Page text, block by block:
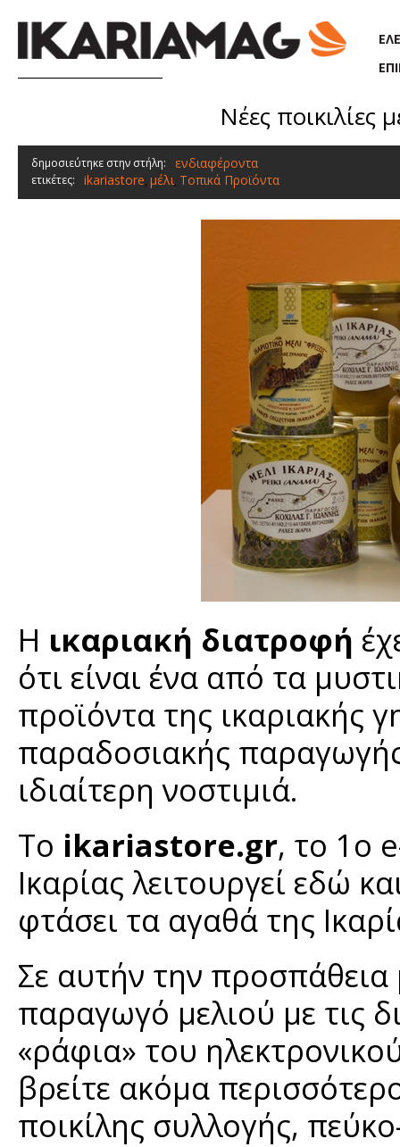
Νέες ποικιλίες
δημοσιεύτηκε στην στήλη: ενδιαφέροντα
ετικέτες: ikariastore, μέλι, Τοπικά Προϊόντα
Η ικαριακή διατροφή
ότι είναι ένα από τα
προϊόντα της ικαριακής
παραδοσιακής
ιδιαίτερη νοστιμιά.
Το ikariastore.gr, το 1ο
Ικαρίας λειτουργεί εδώ
φτάσει τα αγαθά της
Σε αυτήν την
παραγωγό μελιού με τις
«ράφια» του
βρείτε ακόμα
ποικίλης συλλογής,